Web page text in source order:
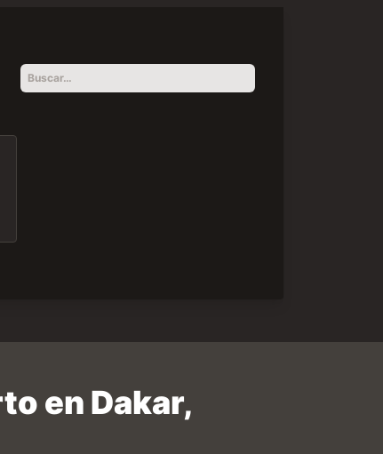
en Dakar,